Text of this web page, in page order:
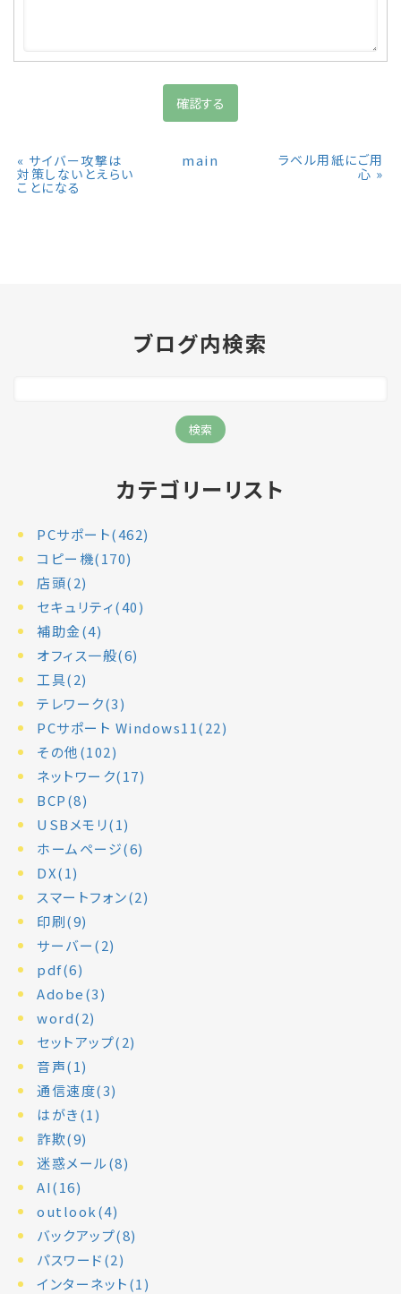
« サイバー攻撃は
対策しないとえらい
ことになる
main
ラベル用紙にご用
心 »
ブログ内検索
カテゴリーリスト
PCサポート(462)
コピー機(170)
店頭(2)
セキュリティ(40)
補助金(4)
オフィス一般(6)
工具(2)
テレワーク(3)
PCサポート Windows11(22)
その他(102)
ネットワーク(17)
BCP(8)
USBメモリ(1)
ホームページ(6)
DX(1)
スマートフォン(2)
印刷(9)
サーバー(2)
pdf(6)
Adobe(3)
word(2)
セットアップ(2)
音声(1)
通信速度(3)
はがき(1)
詐欺(9)
迷惑メール(8)
AI(16)
outlook(4)
バックアップ(8)
パスワード(2)
インターネット(1)